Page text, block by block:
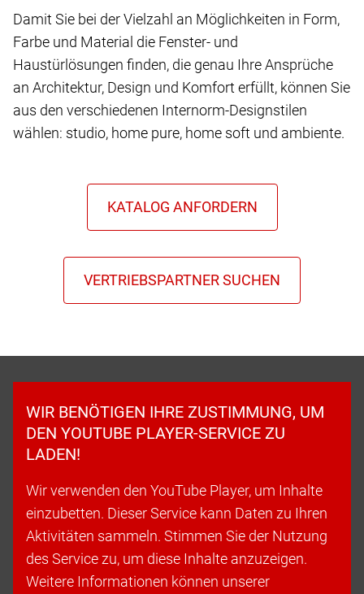
Damit Sie bei der Vielzahl an Möglichkeiten in Form,
Farbe und Material die Fenster- und
Haustürlösungen finden, die genau Ihre Ansprüche
an Architektur, Design und Komfort erfüllt, können Sie
aus den verschiedenen Internorm-Designstilen
wählen: studio, home pure, home soft und ambiente.
WIR BENÖTIGEN IHRE ZUSTIMMUNG, UM
DEN YOUTUBE PLAYER-SERVICE ZU
LADEN!
Wir verwenden den YouTube Player, um Inhalte
einzubetten. Dieser Service kann Daten zu Ihren
Aktivitäten sammeln. Stimmen Sie der Nutzung
des Service zu, um diese Inhalte anzuzeigen.
Weitere Informationen können unserer